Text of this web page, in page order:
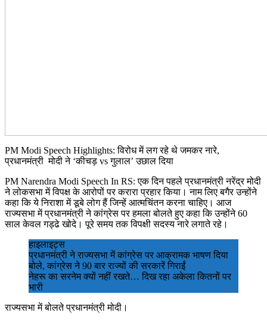
PM Modi Speech Highlights: विरोध में लग रहे थे जमकर नारे,
प्रधानमंत्री मोदी ने ‘कीचड़ vs गुलाल’ उछाल दिया
PM Narendra Modi Speech In RS: एक दिन पहले प्रधानमंत्री नरेंद्र मोदी
ने लोकसभा में विपक्ष के आरोपों पर करारा प्रहार किया। नाम लिए बगैर उन्होंने
कहा कि ये निराशा में डूबे लोग हैं जिन्हें आत्मचिंतन करना चाहिए। आज
राज्यसभा में प्रधानमंत्री ने कांग्रेस पर हमला बोलते हुए कहा कि उन्होंने 60
साल केवल गड्ढे खोदे। पूरे समय तक विपक्षी सदस्य नारे लगाते रहे।
हाइलाइट्स
प्रधानमंत्री ने राज्यसभा में कांग्रेस पर आक्रामक भाषण दिया
बोले, कांग्रेस ने 90 बार राज्यों की सरकारें गिराईं
नेहरू का सरनेम क्यों नहीं रखते… दिख रहा अकेला कितनों पर
भारी
राज्यसभा में बोलते प्रधानमंत्री मोदी।